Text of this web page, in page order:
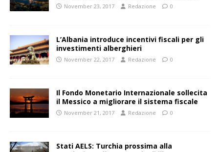
November 23, 2017 Redazione 0
L’Albania introduce incentivi fiscali per gli
investimenti alberghieri
November 22, 2017 Redazione 0
Il Fondo Monetario Internazionale sollecita
il Messico a migliorare il sistema fiscale
November 21, 2017 Redazione 0
Stati AELS: Turchia prossima alla